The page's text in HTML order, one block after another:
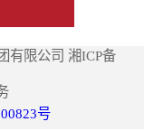
有限公司 湘ICP备
号